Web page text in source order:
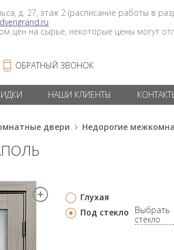
д. 27, этаж 2 (расписание работы в
цен на сырье, некоторые цены могут
ОБРАТНЫЙ ЗВОНОК
НАШИ КЛИЕНТЫ
двери Недорогие
Глухая
Под стекло
Выбрать
стекло